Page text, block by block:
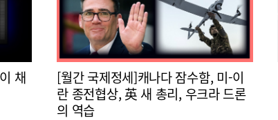
채
[월간 국제정세]캐나다 잠수함, 미-이
란 종전협상, 英 새 총리, 우크라 드론
의 역습